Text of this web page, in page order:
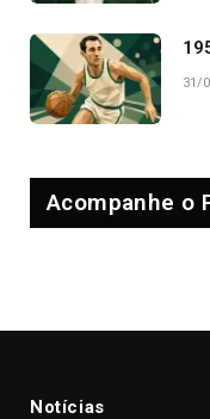
31/
Acompanhe o
Notícias